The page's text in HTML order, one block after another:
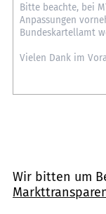
Wir bitten um